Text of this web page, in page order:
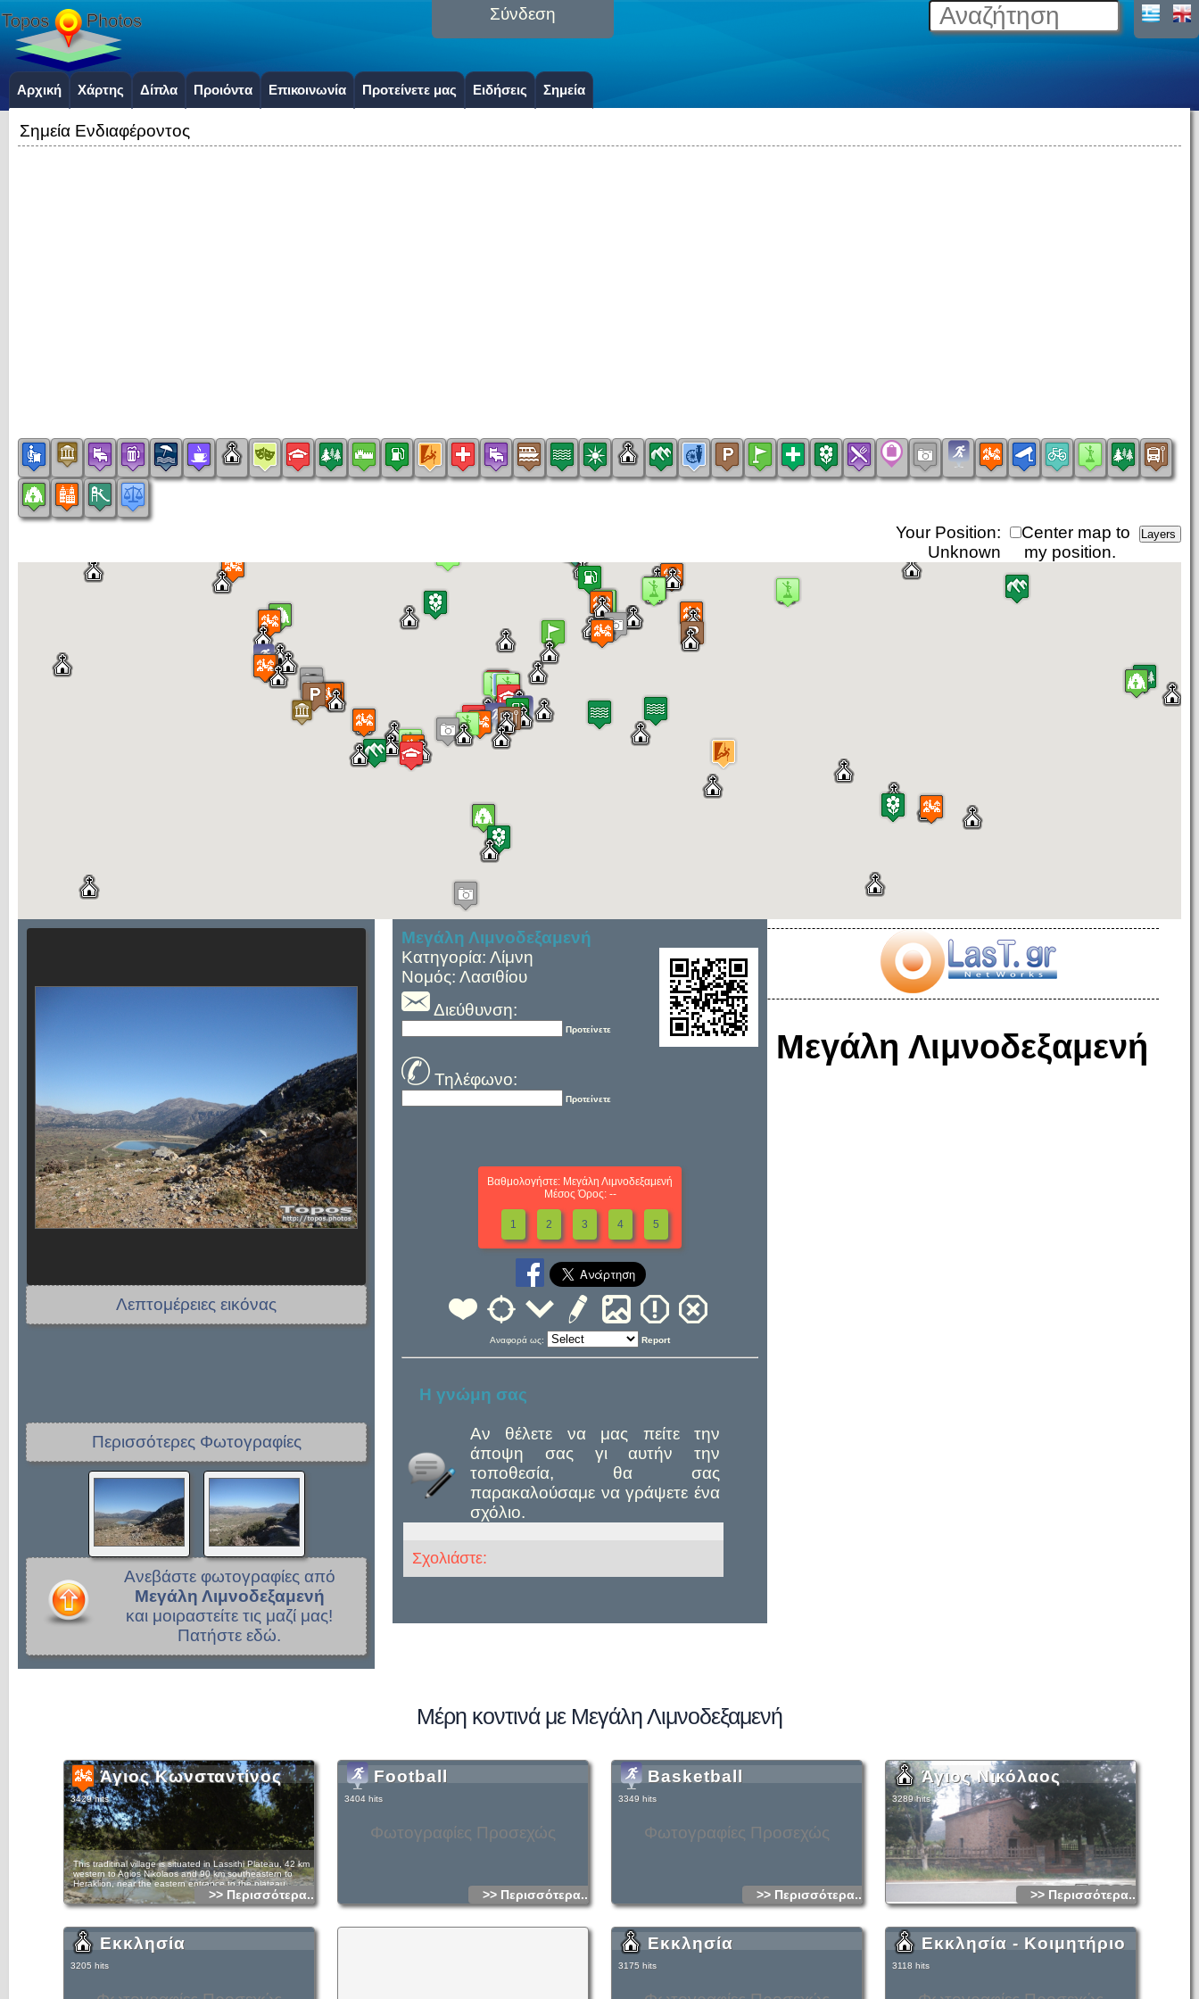
Σύνδεση
Αρχική Χάρτης Δίπλα Προιόντα Επικοινωνία Προτείνετε μας Ειδήσεις Σημεία
Σημεία Ενδιαφέροντος
Center map to
my position.
Your Position:
Unknown
Λεπτομέρειες εικόνας
Περισσότερες Φωτογραφίες
Ανεβάστε φωτογραφίες από
Μεγάλη Λιμνοδεξαμενή
και μοιραστείτε τις μαζί μας!
Πατήστε εδώ.
Μεγάλη Λιμνοδεξαμενή
Κατηγορία: Λίμνη
Νομός: Λασιθίου
Διεύθυνση:
Προτείνετε
Τηλέφωνο:
Προτείνετε
Βαθμολογήστε: Μεγάλη Λιμνοδεξαμενή
Μέσος Όρος: --
1 2 3 4 5
Αναφορά ως: Report
Η γνώμη σας
Αν θέλετε να μας πείτε την
άποψη σας γι αυτήν την
τοποθεσία, θα σας
παρακαλούσαμε να γράψετε ένα
σχόλιο.
Σχολιάστε:
Μεγάλη Λιμνοδεξαμενή
Μέρη κοντινά με Μεγάλη Λιμνοδεξαμενή
Άγιος Κωνσταντίνος
3429 hits
This traditinal village is situated in Lassithi Plateau, 42 km
western to Agios Nikolaos and 90 km southeastern to
Heraklion, near the eastern entrance to the plateau.
made houses and old Byzantine churches, dating back at
least to the Venetian period, as it is evidenced by several
census of this period. Some surface archaeological finds, as
architectural parts, burial "pithoi" and some smaller items,
show that there was an ancient settlement in the area;
>> Περισσότερα...
Φωτογραφίες Προσεχώς
Football
3404 hits
>> Περισσότερα...
Φωτογραφίες Προσεχώς
Basketball
3349 hits
>> Περισσότερα...
Άγιος Νικόλαος
3289 hits
>> Περισσότερα...
Εκκλησία
3205 hits
Εκκλησία
3175 hits
Εκκλησία - Κοιμητήριο
3118 hits